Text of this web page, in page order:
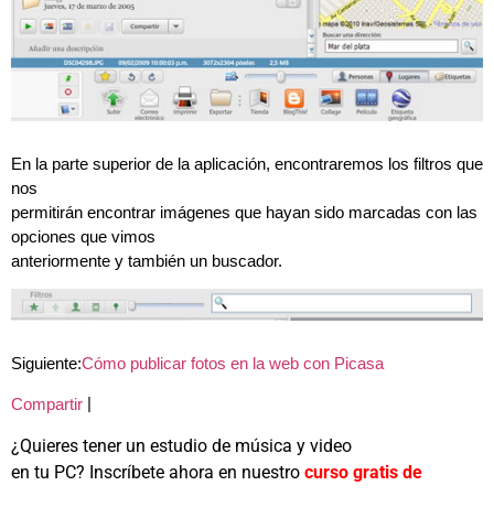
En la parte superior de la aplicación, encontraremos los filtros que
nos
permitirán encontrar imágenes que hayan sido marcadas con las
opciones que vimos
anteriormente y también un buscador.
Siguiente:Cómo publicar fotos en la web con Picasa
Compartir |
¿Quieres tener un estudio de música y video
en tu PC? Inscríbete ahora en nuestro curso gratis de